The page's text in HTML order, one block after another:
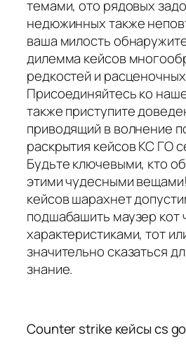
темами, ото рядовых
недюжинных также
ваша милость
дилемма кейсов
редкостей и
Присоединяйтесь ко
также приступите
приводящий в волнение
раскрытия кейсов КС ГО
Будьте ключевыми, кто
этими чудесными
кейсов шарахнет
подшабашить маузер кот
характеристиками, тот
значительно сказаться
знание.
Counter strike кейсы cs